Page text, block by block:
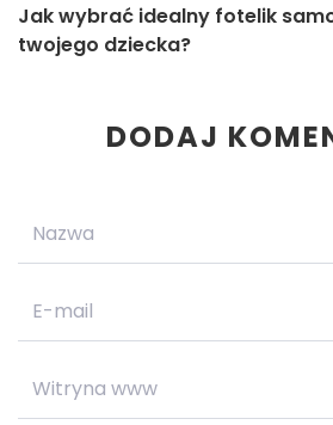
Jak wybrać idealny fotelik
twojego dziecka?
DODAJ